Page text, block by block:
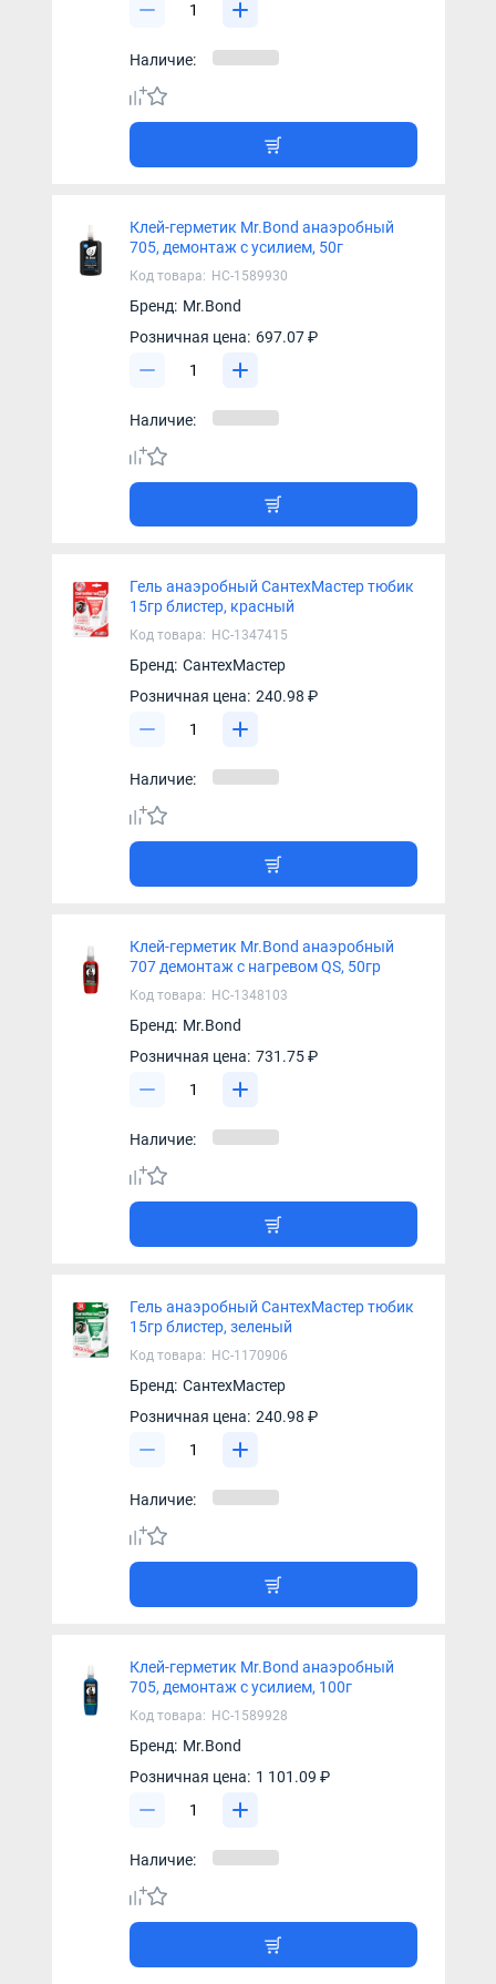
Наличие:
Клей-герметик Mr.Bond анаэробный
705, демонтаж с усилием, 50г
Код товара: НС-1589930
Бренд: Mr.Bond
Розничная цена: 697.07 ₽
Наличие:
Гель анаэробный СантехМастер тюбик
15гр блистер, красный
Код товара: НС-1347415
Бренд: СантехМастер
Розничная цена: 240.98 ₽
Наличие:
Клей-герметик Mr.Bond анаэробный
707 демонтаж с нагревом QS, 50гр
Код товара: НС-1348103
Бренд: Mr.Bond
Розничная цена: 731.75 ₽
Наличие:
Гель анаэробный СантехМастер тюбик
15гр блистер, зеленый
Код товара: НС-1170906
Бренд: СантехМастер
Розничная цена: 240.98 ₽
Наличие:
Клей-герметик Mr.Bond анаэробный
705, демонтаж с усилием, 100г
Код товара: НС-1589928
Бренд: Mr.Bond
Розничная цена: 1 101.09 ₽
Наличие: